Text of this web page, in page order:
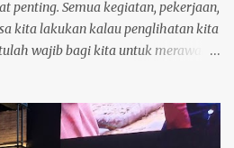
penting. Semua kegiatan, pekerjaan,
kita lakukan kalau penglihatan kita
wajib bagi kita untuk merawat
Beberapa bulan ini kondisi mata
kering yang berujung perih